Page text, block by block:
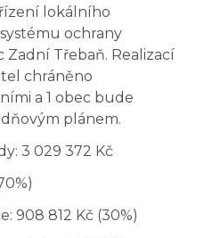
lokálního
ochrany
Třebaň. Realizací
chráněno
a 1 obec bude
plánem.
3 029 372 Kč
908 812 Kč (30%)